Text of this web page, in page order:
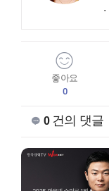
좋아요
0
0건의 댓글